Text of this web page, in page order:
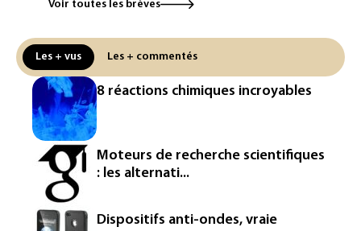
Canicule: à l'arrêt depuis fin juillet, la
réseau
Véhicules de livraison autonomes: la
France ouvre la voie à leur
homologation
Iris³: Eutelsat investira 3,4 milliards
d'euros dans la future constellation
européenne
Le magazine VSD racheté par
Voir toutes les brèves
Les + vus Les + commentés
8 réactions chimiques incroyables
Moteurs de recherche scientifiques
: les alternati...
Dispositifs anti-ondes, vraie